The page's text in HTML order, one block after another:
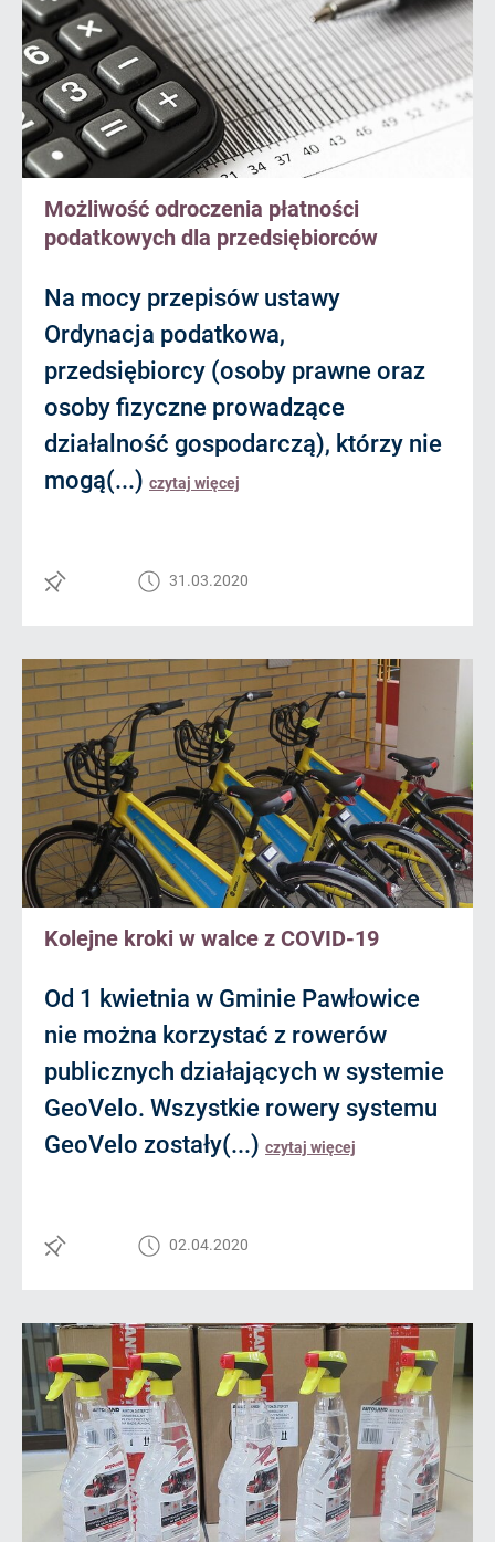
Możliwość odroczenia płatności
podatkowych dla przedsiębiorców
Na mocy przepisów ustawy
Ordynacja podatkowa,
przedsiębiorcy (osoby prawne oraz
osoby fizyczne prowadzące
działalność gospodarczą), którzy nie
mogą(...) czytaj więcej
31.03.2020
Kolejne kroki w walce z COVID-19
Od 1 kwietnia w Gminie Pawłowice
nie można korzystać z rowerów
publicznych działających w systemie
GeoVelo. Wszystkie rowery systemu
GeoVelo zostały(...) czytaj więcej
02.04.2020